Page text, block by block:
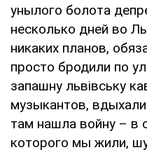
унылого болота
несколько дней во
никаких планов,
просто бродили по
запашну львівську
музыкантов,
там нашла войну – в
которого мы жили,